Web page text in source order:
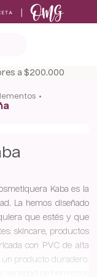
a $200.000
Kaba es la
La hemos diseñado
que estés y que
skincare, productos
con PVC de alta
un producto duradero.